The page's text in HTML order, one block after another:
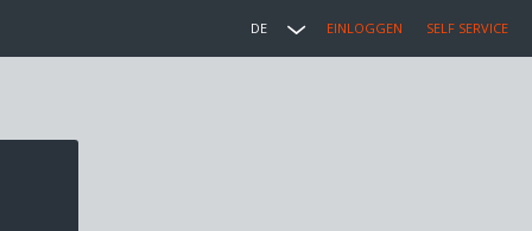
DE EINLOGGEN SELF SERVICE